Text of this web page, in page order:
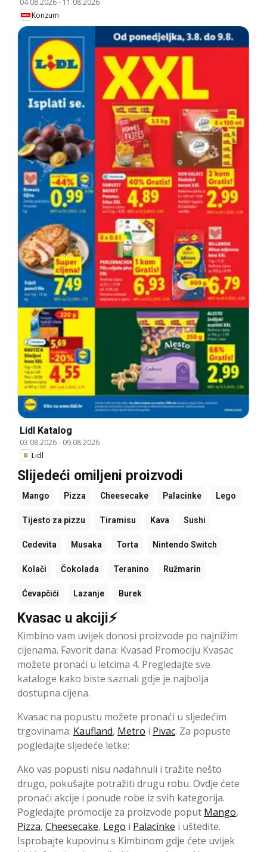
04.08.2026- 11.08.2026
Konzum
Lidl Katalog
03.08.2026- 09.08.2026
Lidl
Slijedeći omiljeni proizvodi
Mango Pizza Cheesecake Palacinke Lego
Tijesto za pizzu Tiramisu Kava Sushi
Cedevita Musaka Torta Nintendo Switch
Kolači Čokolada Teranino Ružmarin
Ćevapčići Lazanje Burek
Kvasac u akciji⚡
Kimbino vam uvijek donosi proizvode po najnižim
cijenama. Favorit dana: Kvasac! Promociju Kvasac
možete pronaći u letcima 4. Pregledajte sve
kataloge kako biste saznali gdje je najbolja
dostupna cijena.
Kvasac na popustu možete pronaći u sljedećim
trgovinama: Kaufland, Metro i Pivac. Za popuste
pogledajte sljedeće letke:
Ako vas popusti nisu nadahnuli i tražite nešto
drugo, pokušajte potražiti drugu robu. Ovdje ćete
pronaći akcije i ponude robe iz svih kategorija.
Pogledajte promocije za proizvode poput Mango,
Pizza, Cheesecake, Lego i Palacinke i uštedite.
Isprobajte kupovinu s Kimbinom gdje ćete uvijek